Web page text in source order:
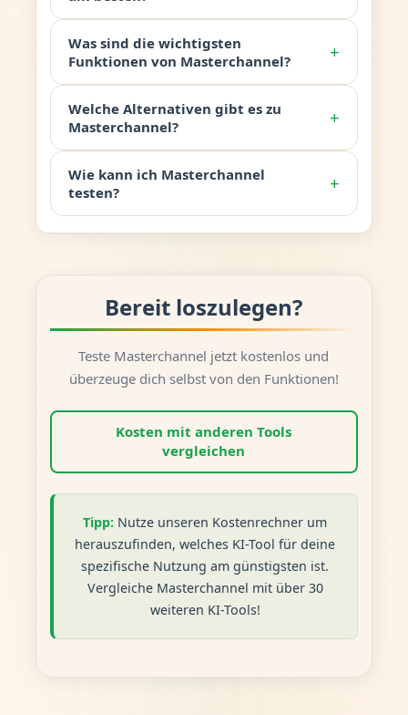
Was sind die wichtigsten
Funktionen von Masterchannel?
+
Welche Alternativen gibt es zu
Masterchannel?
+
Wie kann ich Masterchannel
testen?
+
Bereit loszulegen?
Teste Masterchannel jetzt kostenlos und
überzeuge dich selbst von den Funktionen!
Kosten mit anderen Tools
vergleichen
Tipp: Nutze unseren Kostenrechner um
herauszufinden, welches KI-Tool für deine
spezifische Nutzung am günstigsten ist.
Vergleiche Masterchannel mit über 30
weiteren KI-Tools!